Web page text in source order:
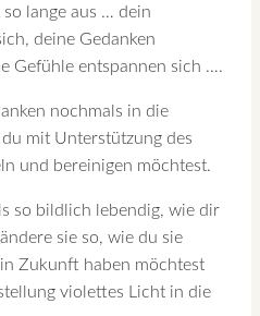
lange aus … dein
deine Gedanken
Gefühle entspannen sich ….
nochmals in die
mit Unterstützung des
und bereinigen möchtest.
so bildlich lebendig, wie dir
sie so, wie du sie
Zukunft haben möchtest
violettes Licht in die